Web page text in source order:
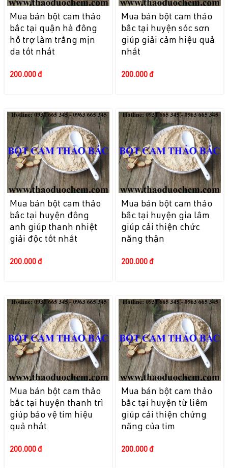
Mua bán bột cam thảo
bắc tại quận hà đông
hỗ trợ làm trắng mịn
da tốt nhất
200.000 đ
Mua bán bột cam thảo
bắc tại huyện sóc sơn
giúp giải cảm hiệu quả
nhất
200.000 đ
Mua bán bột cam thảo
bắc tại huyện đông
anh giúp thanh nhiệt
giải độc tốt nhất
200.000 đ
Mua bán bột cam thảo
bắc tại huyện gia lâm
giúp cải thiện chức
năng thận
200.000 đ
Mua bán bột cam thảo
bắc tại huyện thanh trì
giúp bảo vệ tim hiệu
quả nhất
200.000 đ
Mua bán bột cam thảo
bắc tại huyện từ liêm
giúp cải thiện chứng
năng của tim
200.000 đ